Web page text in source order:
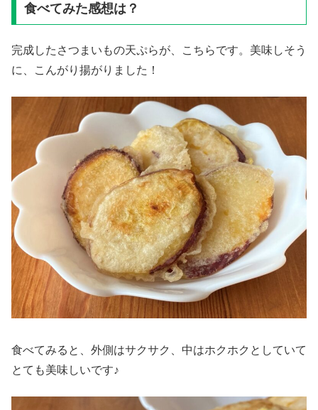
食べてみた感想は？
完成したさつまいもの天ぷらが、こちらです。美味しそう
に、こんがり揚がりました！
食べてみると、外側はサクサク、中はホクホクとしていて
とても美味しいです♪